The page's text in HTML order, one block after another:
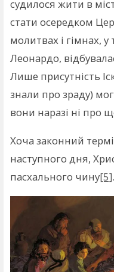
судилося жити в
стати осередком
молитвах і гімнах, у
Леонардо,
Лише присутність
знали про зраду)
вони наразі ні про
Хоча законний
наступного дня,
пасхального чину[5].